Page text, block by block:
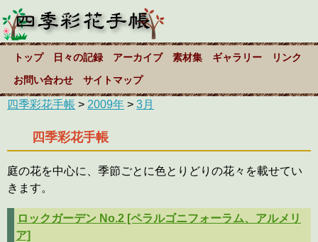
トップ 日々の記録 アーカイブ 素材集 ギャラリー リンク
お問い合わせ サイトマップ
四季彩花手帳 > 2009年 > 3月
四季彩花手帳
庭の花を中心に、季節ごとに色とりどりの花々を載せてい
きます。
ロックガーデン No.2 [ペラルゴニフォーラム、アルメリ
ア]